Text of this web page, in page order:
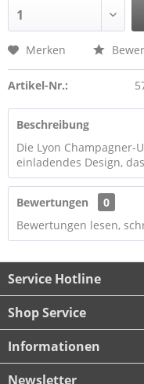
Merken
Artikel-Nr.:
Beschreibung
Die Lyon Champagner-
einladendes Design,
Bewertungen
0
Bewertungen lesen,
Service Hotline
Shop Service
Informationen
Newsletter